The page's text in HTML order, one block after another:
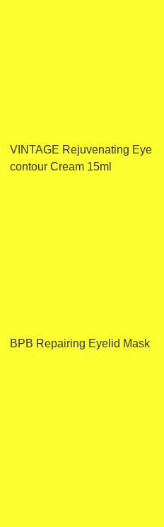
VINTAGE Rejuvenating Eye
contour Cream 15ml
BPB Repairing Eyelid Mask